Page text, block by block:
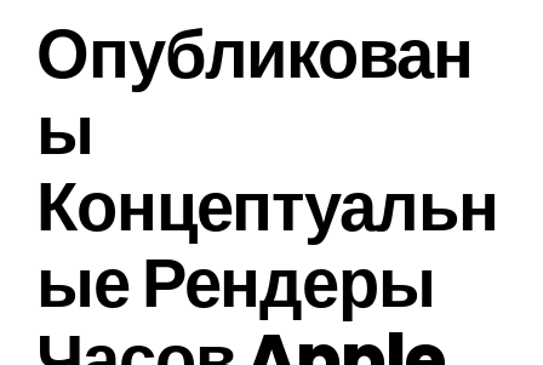
Опубликован
Ы
Концептуальн
Ые Рендеры